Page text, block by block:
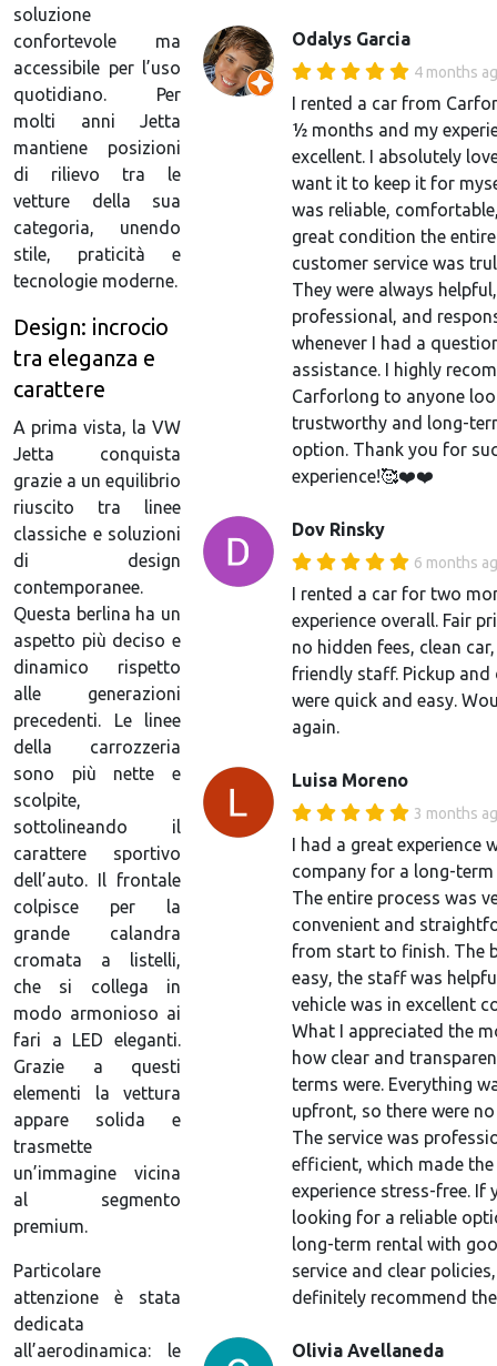
Odalys Garcia
4 months
I rented a car from
½ months and my
excellent. I absolutely
want it to keep it for
was reliable,
great condition the
customer service was
They were always helpful,
professional, and
whenever I had a
assistance. I highly
Carforlong to anyone
trustworthy and long-
option. Thank you for
experience!🥰❤️❤️
Dov Rinsky
6 months
I rented a car for two
experience overall. Fair
no hidden fees, clean
friendly staff. Pickup
were quick and easy.
again.
Luisa Moreno
3 months
I had a great experience
company for a long-term
The entire process was
convenient and
from start to finish. The
easy, the staff was
vehicle was in excellent
What I appreciated the
how clear and
terms were. Everything
upfront, so there were
The service was
efficient, which made
experience stress-free. If
looking for a reliable
long-term rental with
service and clear
definitely recommend
Olivia Avellaneda
soluzione
confortevole ma
accessibile per l’uso
quotidiano. Per
molti anni Jetta
mantiene posizioni
di rilievo tra le
vetture della sua
categoria, unendo
stile, praticità e
tecnologie moderne.
Design: incrocio
tra eleganza e
carattere
A prima vista, la VW
Jetta conquista
grazie a un equilibrio
riuscito tra linee
classiche e soluzioni
di design
contemporanee.
Questa berlina ha un
aspetto più deciso e
dinamico rispetto
alle generazioni
precedenti. Le linee
della carrozzeria
sono più nette e
scolpite,
sottolineando il
carattere sportivo
dell’auto. Il frontale
colpisce per la
grande calandra
cromata a listelli,
che si collega in
modo armonioso ai
fari a LED eleganti.
Grazie a questi
elementi la vettura
appare solida e
trasmette
un’immagine vicina
al segmento
premium.
Particolare
attenzione è stata
dedicata
all’aerodinamica: le